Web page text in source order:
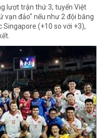
lượt trận thứ 3, tuyển Việt
vạn đảo" nếu như 2 đội bằng
(+10 so với +3),